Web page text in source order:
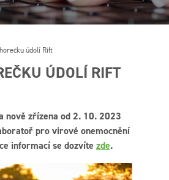
údolí Rift
ÚDOLÍ RIFT
nově zřízena od 2. 10. 2023
pro virové onemocnění
informací se dozvíte zde.